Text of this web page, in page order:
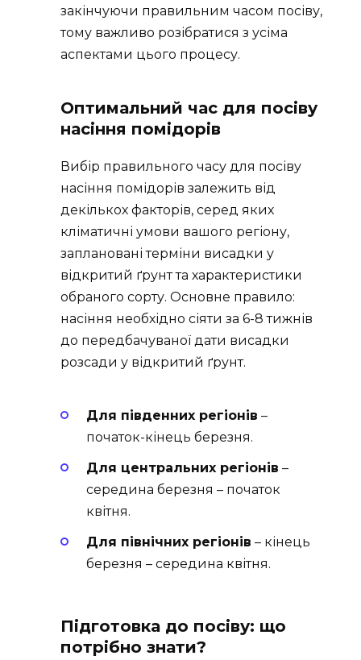
закінчуючи правильним часом посіву,
тому важливо розібратися з усіма
аспектами цього процесу.
Оптимальний час для посіву
насіння помідорів
Вибір правильного часу для посіву
насіння помідорів залежить від
декількох факторів, серед яких
кліматичні умови вашого регіону,
заплановані терміни висадки у
відкритий ґрунт та характеристики
обраного сорту. Основне правило:
насіння необхідно сіяти за 6-8 тижнів
до передбачуваної дати висадки
розсади у відкритий ґрунт.
Для південних регіонів –
початок-кінець березня.
Для центральних регіонів –
середина березня – початок
квітня.
Для північних регіонів – кінець
березня – середина квітня.
Підготовка до посіву: що
потрібно знати?